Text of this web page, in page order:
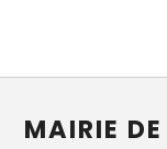
MAIRIE